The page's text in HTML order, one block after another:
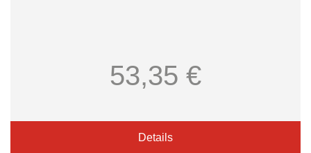
53,35 €
Details